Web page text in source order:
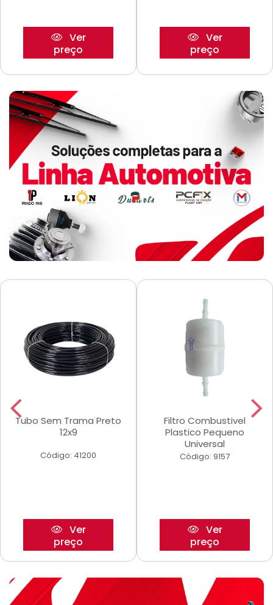
Ver
preço
Ver
preço
Tubo Sem Trama Preto
12x9
Código: 41200
Ver
preço
Filtro Combustivel
Plastico Pequeno
Universal
Código: 9157
Ver
preço